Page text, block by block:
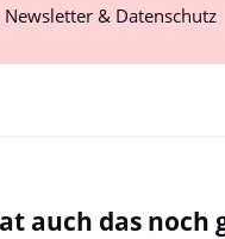
& Datenschutz
auch das noch